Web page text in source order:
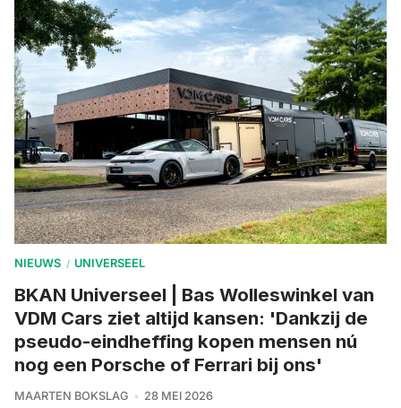
NIEUWS / UNIVERSEEL
BKAN Universeel | Bas Wolleswinkel van
VDM Cars ziet altijd kansen: 'Dankzij de
pseudo-eindheffing kopen mensen nú
nog een Porsche of Ferrari bij ons'
MAARTEN BOKSLAG 28 MEI 2026